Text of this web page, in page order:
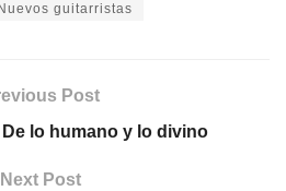
Nuevos guitarristas
Post
lo humano y lo divino
Next Post